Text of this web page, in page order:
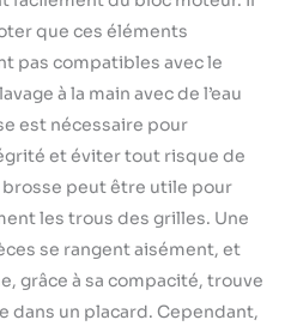
que ces éléments
pas compatibles avec le
à la main avec de l’eau
est nécessaire pour
et éviter tout risque de
peut être utile pour
les trous des grilles. Une
se rangent aisément, et
grâce à sa compacité, trouve
dans un placard. Cependant,